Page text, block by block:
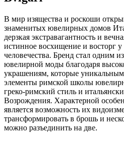
В мир изящества и роскоши
знаменитых ювелирных домов
дерзкая экстравагантность и
истинное восхищение и восторг
человечества. Бренд стал одним
ювелирной моды благодаря
украшениям, которые
элементы римской школы
греко-римский стиль и
Возрождения. Характерной
является возможность их
трансформировать в брошь и
можно разъединить на две.